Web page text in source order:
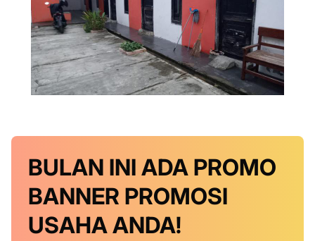
BULAN INI ADA PROMO
BANNER PROMOSI
USAHA ANDA!